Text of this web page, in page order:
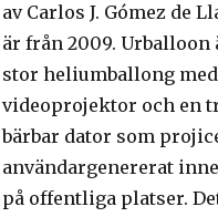
av Carlos J. Gómez de
är från 2009. Urballoon
stor heliumballong
videoprojektor och en
bärbar dator som
användargenererat
på offentliga platser.